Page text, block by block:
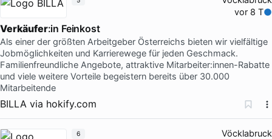
vor 8 T
Verkäufer:in Feinkost
Als einer der größten Arbeitgeber Österreichs bieten wir vielfältige
Jobmöglichkeiten und Karrierewege für jeden Geschmack.
Familienfreundliche Angebote, attraktive Mitarbeiter:innen-Rabatte
und viele weitere Vorteile begeistern bereits über 30.000
Mitarbeitende
BILLA via hokify.com
Vöcklabruck
6